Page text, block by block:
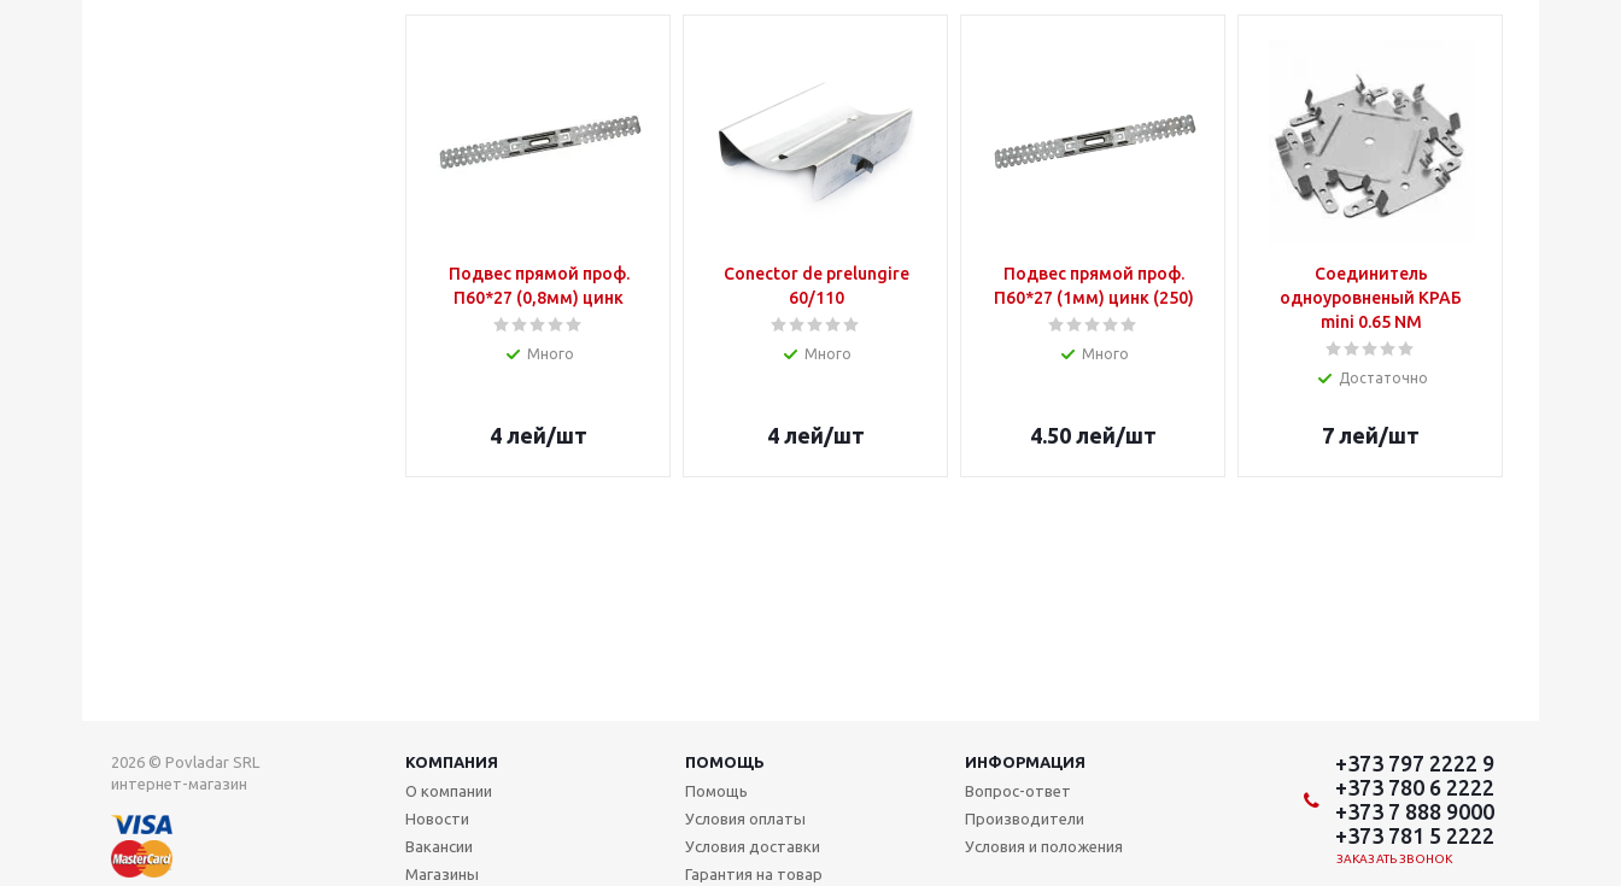
Подвес прямой проф.
П60*27 (0,8мм) цинк
Много
4 лей/шт
Conector de prelungire
60/110
Много
4 лей/шт
Подвес прямой проф.
П60*27 (1мм) цинк (250)
Много
4.50 лей/шт
Соединитель
одноуровненый КРАБ
mini 0.65 NM
Достаточно
7 лей/шт
2026 © Povladar SRL
интернет-магазин
КОМПАНИЯ ПОМОЩЬ
ИНФОРМАЦИЯ
О компании
Новости
Вакансии
Магазины
Помощь
Условия оплаты
Условия доставки
Гарантия на товар
Вопрос-ответ
Производители
Условия и положения
+373 797 2222 9
+373 780 6 2222
+373 7 888 9000
+373 781 5 2222
ЗАКАЗАТЬ ЗВОНОК